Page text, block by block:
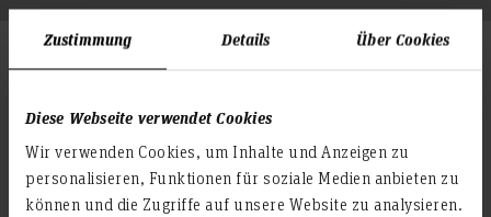
Zustimmung Details Über Cookies
Diese Webseite verwendet Cookies
Wir verwenden Cookies, um Inhalte und Anzeigen zu
personalisieren, Funktionen für soziale Medien anbieten zu
können und die Zugriffe auf unsere Website zu analysieren.
Kurzübersicht
Laufzeit: 01.01.2022 - 31.12.2024
Fakultät: Fak. V Soz.A Soziale Arbeit
Projektleitung und Verbundkoordination: Prof. Dr. Martin
Wazlawik
Verbundbeteiligte: Prof. Dr. Cordula von Denkowski,
Maike Wagenaar, M.A., und Prof. Dr. Malte Pfeiffer